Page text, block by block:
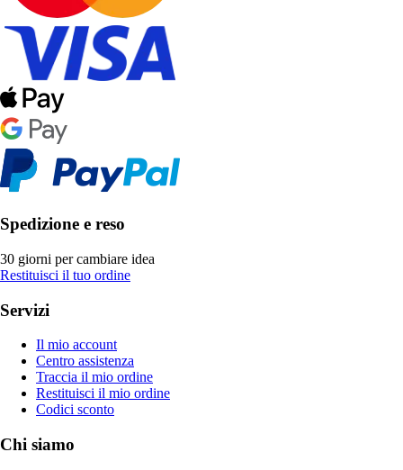
Spedizione e reso
30 giorni per cambiare idea
Restituisci il tuo ordine
Servizi
Il mio account
Centro assistenza
Traccia il mio ordine
Restituisci il mio ordine
Codici sconto
Chi siamo